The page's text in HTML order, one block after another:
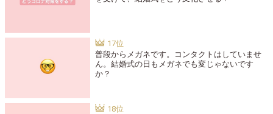
普段からメガネです。コンタクトはしていませ
ん。結婚式の日もメガネでも変じゃないです
か？